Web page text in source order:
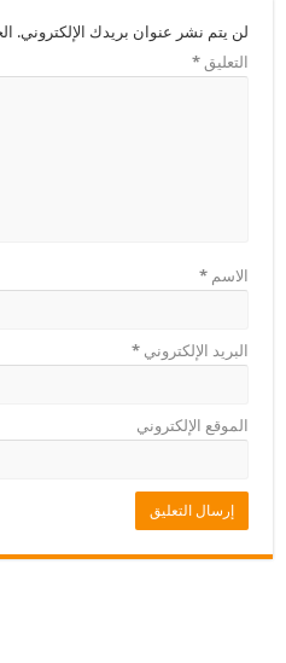
لن يتم نشر عنوان بريدك الإلكتروني.
التعليق*
الاسم*
البريد الإلكتروني*
الموقع الإلكتروني